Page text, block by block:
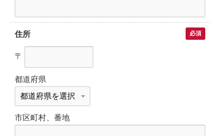
住所 必須
〒
都道府県
市区町村、番地